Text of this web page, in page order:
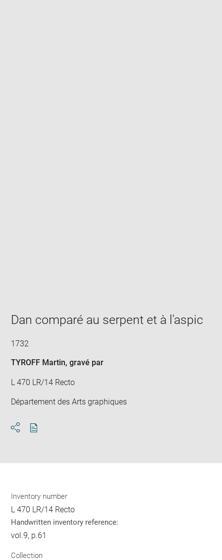
window
Dan comparé au serpent et à l'aspic
1732
TYROFF Martin, gravé par
L 470 LR/14 Recto
Département des Arts graphiques
Inventory number
L 470 LR/14 Recto
Handwritten inventory reference:
vol.9, p.61
Collection